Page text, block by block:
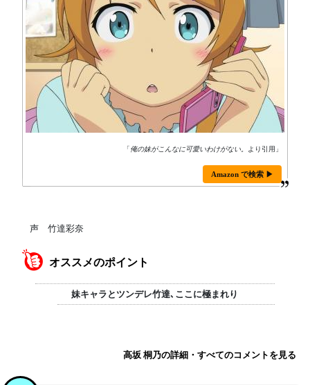
「俺の妹がこんなに可愛いわけがない。 より引用」
Amazon で検索 ▶
声 竹達彩奈
オススメのポイント
妹キャラとツンデレ竹達､ここに極まれり
高坂 桐乃の詳細・すべてのコメントを見る